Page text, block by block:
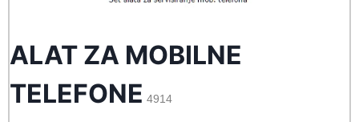
ALAT ZA MOBILNE
TELEFONE 4914